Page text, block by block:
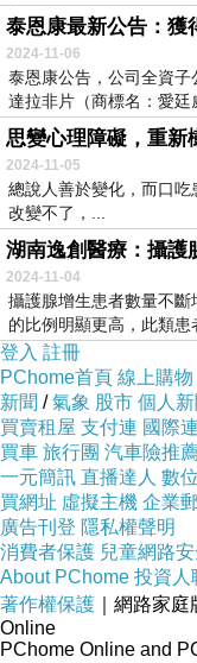
泰恩康最新公告：獲
2024-11-06
泰恩康公告，公司全資
達拉非片（商標名：愛廷
思變心理障礙，重新
2024-11-05
總說人善於變化，而口
改變不了，...
2024-11-04
攝護腺增生患者數量不
的比例明顯更高，此類患
登入 註冊
PChome首頁 線上購物
新聞 /氣象 股市 個人新
買賣租屋 支付連 國際連
買車 旅行團 汽車險推
一元簡訊 直播達人 數
買網址 虛擬主機 企業
廣告刊登 隱私權聲明
消費者保護 兒童網路
About PChome 投資人
著作權保護 ｜網路家
Online
PChome Online and